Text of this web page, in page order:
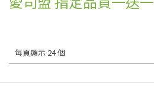
每頁顯示 24 個